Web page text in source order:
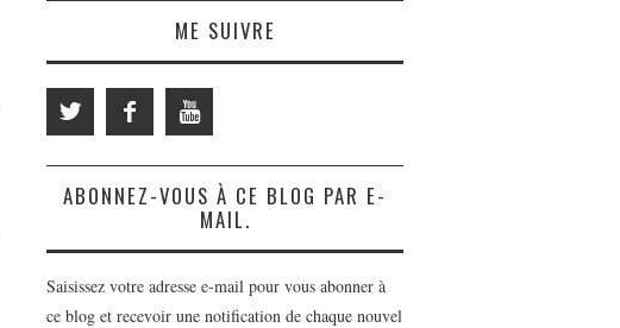
ME SUIVRE
ABONNEZ-VOUS À CE BLOG PAR E-
MAIL.
Saisissez votre adresse e-mail pour vous abonner à
ce blog et recevoir une notification de chaque nouvel